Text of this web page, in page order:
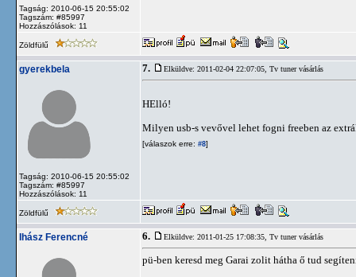
Tagság: 2010-06-15 20:55:02
Tagszám: #85997
Hozzászólások: 11
Zöldfülű
gyerekbela
Tagság: 2010-06-15 20:55:02
Tagszám: #85997
Hozzászólások: 11
7. Elküldve: 2011-02-04 22:07:05, Tv tuner vásárlás
HElló!
Milyen usb-s vevővel lehet fogni freeben az
[válaszok erre: #8]
Zöldfülű
Ihász Ferencné 6. Elküldve: 2011-01-25 17:08:35, Tv tuner vásárlás
pü-ben keresd meg Garai zolit hátha ő tud